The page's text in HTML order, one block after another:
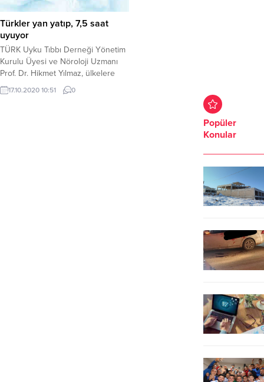
Apne Sendromu gece boyunca
defalarca tekrarlayabilir.UYKU
APNESİNİN NEDENLERİ VE
BELİRTİLERİ NELERDİR?Uyku
apnesinin 3 temel bulgusu ...
Türkler yan yatıp, 7,5 saat
uyuyor
TÜRK Uyku Tıbbı Derneği Yönetim
Kurulu Üyesi ve Nöroloji Uzmanı
Prof. Dr. Hikmet Yılmaz, ülkelere
göre uyku alışkanlıklarını açıkladı.
Türk insanının yüzde 50'sinin yan
17.10.2020 10:51 0
Popüler
Konular